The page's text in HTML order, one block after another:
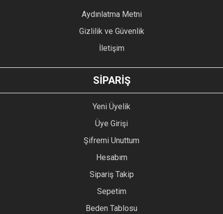
GÖNDER
Aydınlatma Metni
Gizlilik ve Güvenlik
İletişim
SİPARİŞ
Yeni Üyelik
Üye Girişi
Şifremi Unuttum
Hesabım
Sipariş Takip
Sepetim
Beden Tablosu